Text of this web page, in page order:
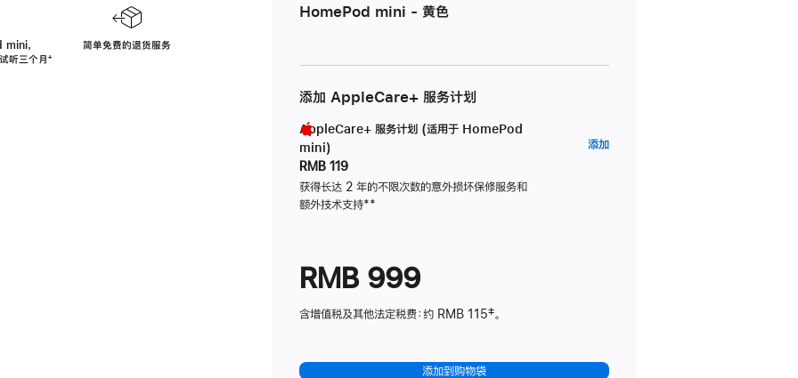
，
听三个月脚
⁺
简单免费的退货服务
HomePod mini - 黄色
添加 AppleCare+ 服务计划
AppleCare+ 服务计划 (适用于 HomePod
mini)
RMB 119
获得长达 2 年的不限次数的意外损坏保修服务和
额外技术支持脚
**
添加AppleCare+
RMB 999
含增值税及其他法定税费：约 RMB 115‡。
添加到购物袋